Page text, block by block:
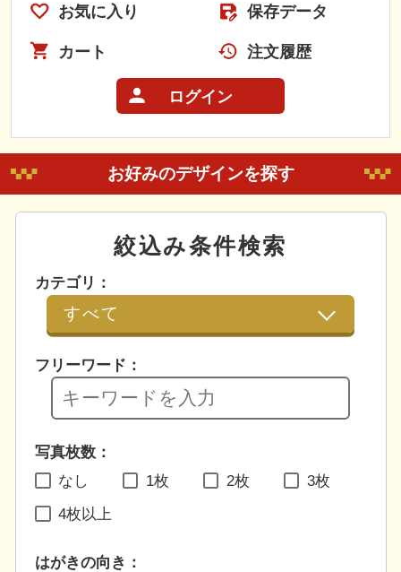
お気に入り 保存データ
カート 注文履歴
ログイン
お好みのデザインを探す
絞込み条件検索
カテゴリ：
フリーワード：
写真枚数：
なし
1枚 2枚 3枚
4枚以上
はがきの向き：